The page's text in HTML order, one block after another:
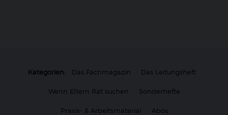
Kategorien: Das Fachmagazin Das Leitungsheft
Wenn Eltern Rat suchen Sonderhefte
Praxis- & Arbeitsmaterial Abos